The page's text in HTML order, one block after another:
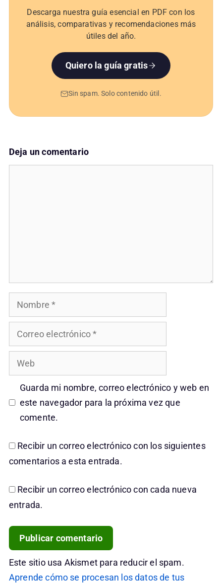
Descarga nuestra guía esencial en PDF con los
análisis, comparativas y recomendaciones más
útiles del año.
Quiero la guía gratis
Sin spam. Solo contenido útil.
Deja un comentario
Nombre
Correo
electrónico
Web
Guarda mi nombre, correo electrónico y web en
este navegador para la próxima vez que
comente.
Recibir un correo electrónico con los siguientes
comentarios a esta entrada.
Recibir un correo electrónico con cada nueva
entrada.
Este sitio usa Akismet para reducir el spam.
Aprende cómo se procesan los datos de tus